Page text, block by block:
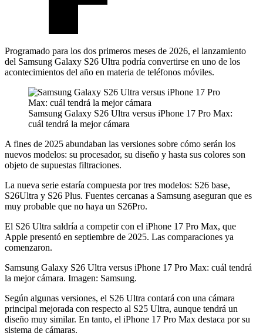
Programado para los dos primeros meses de 2026, el lanzamiento
del Samsung Galaxy S26 Ultra podría convertirse en uno de los
acontecimientos del año en materia de teléfonos móviles.
Samsung Galaxy S26 Ultra versus iPhone 17 Pro Max:
cuál tendrá la mejor cámara
A fines de 2025 abundaban las versiones sobre cómo serán los
nuevos modelos: su procesador, su diseño y hasta sus colores son
objeto de supuestas filtraciones.
La nueva serie estaría compuesta por tres modelos: S26 base,
S26Ultra y S26 Plus. Fuentes cercanas a Samsung aseguran que es
muy probable que no haya un S26Pro.
El S26 Ultra saldría a competir con el iPhone 17 Pro Max, que
Apple presentó en septiembre de 2025. Las comparaciones ya
comenzaron.
Samsung Galaxy S26 Ultra versus iPhone 17 Pro Max: cuál tendrá
la mejor cámara. Imagen: Samsung.
Según algunas versiones, el S26 Ultra contará con una cámara
principal mejorada con respecto al S25 Ultra, aunque tendrá un
diseño muy similar. En tanto, el iPhone 17 Pro Max destaca por su
sistema de cámaras.